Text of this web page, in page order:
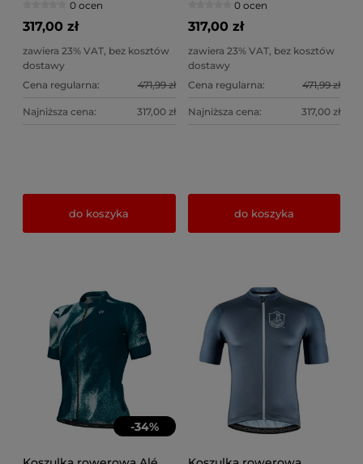
0 ocen
317,00 zł
zawiera 23% VAT, bez kosztów
dostawy
Cena regularna:
471,99 zł
Najniższa cena: 317,00 zł
do koszyka
0 ocen
317,00 zł
zawiera 23% VAT, bez kosztów
dostawy
Cena regularna:
471,99 zł
Najniższa cena: 317,00 zł
do koszyka
-34%